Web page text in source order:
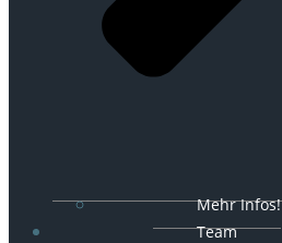
Mehr Infos!
Team